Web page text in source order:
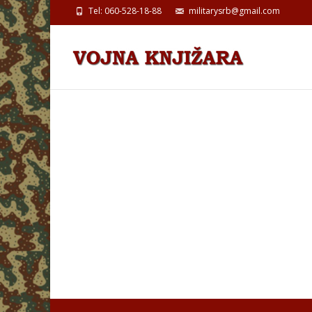
Tel: 060-528-18-88 militarysrb@gmail.com